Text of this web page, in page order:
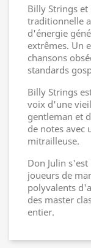
Billy Strings
traditionnelle
d'énergie
extrêmes. Un
chansons
standards
Billy Strings
voix d'une
gentleman et
de notes avec
mitrailleuse.
Don Julin
joueurs de
polyvalents
des master
entier.